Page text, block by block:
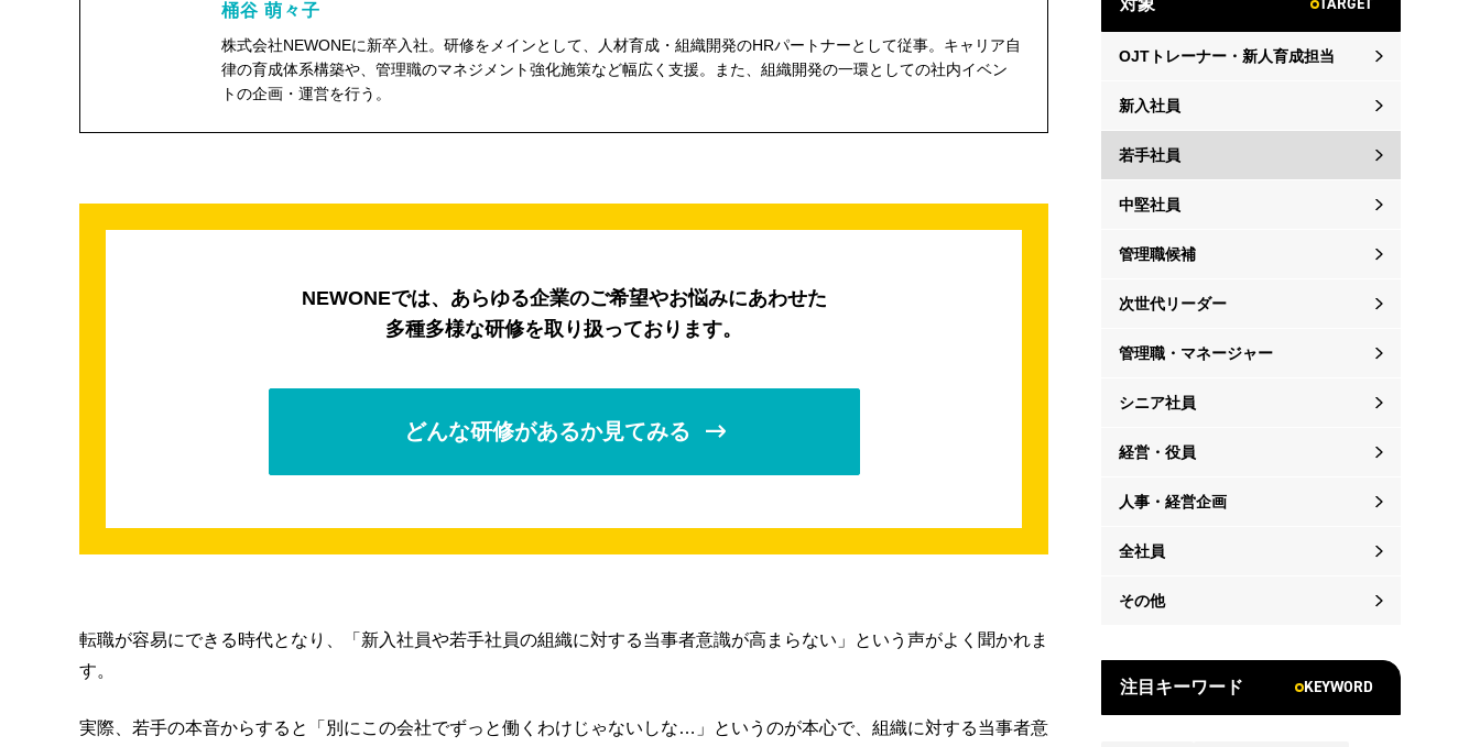
width="104"
桶谷 萌々子
株式会社NEWONEに新卒入社。研修をメインとして、人材育成・組織開発のHRパートナーとして従事。キャリア自
律の育成体系構築や、管理職のマネジメント強化施策など幅広く支援。また、組織開発の一環としての社内イベン
トの企画・運営を行う。
NEWONEでは、あらゆる企業のご希望やお悩みにあわせた
多種多様な研修を取り扱っております。
どんな研修があるか見てみる
転職が容易にできる時代となり、「新入社員や若手社員の組織に対する当事者意識が高まらない」という声がよく聞かれま
す。
実際、若手の本音からすると「別にこの会社でずっと働くわけじゃないしな…」というのが本心で、組織に対する当事者意
OJTトレーナー・新人育成担当
新入社員
若手社員
中堅社員
管理職候補
次世代リーダー
管理職・マネージャー
シニア社員
経営・役員
人事・経営企画
全社員
その他
注目キーワード KEYWORD